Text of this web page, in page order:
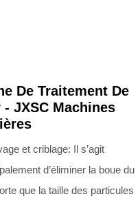
De Traitement De
- JXSC Machines
et criblage: Il s’agit
d’éliminer la boue du
que la taille des particules